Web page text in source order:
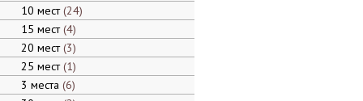
10 мест 24
15 мест 4
20 мест 3
25 мест 1
3 места 6